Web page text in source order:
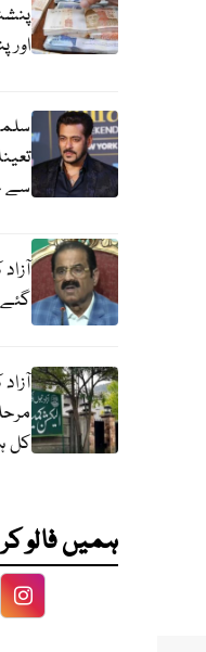
اور
سے
کل
ہمیں فالو
Facebook